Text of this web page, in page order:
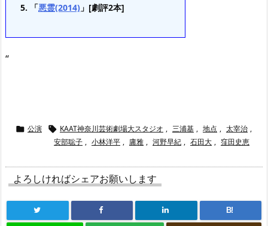
「悪霊(2014) 」[劇評2本]
“
 公演  KAAT神奈川芸術劇場大スタジオ , 三浦基 , 地点 , 太宰治 ,
安部聡子 , 小林洋平 , 庸雅 , 河野早紀 , 石田大 , 窪田史恵
よろしければシェアお願いします
B!